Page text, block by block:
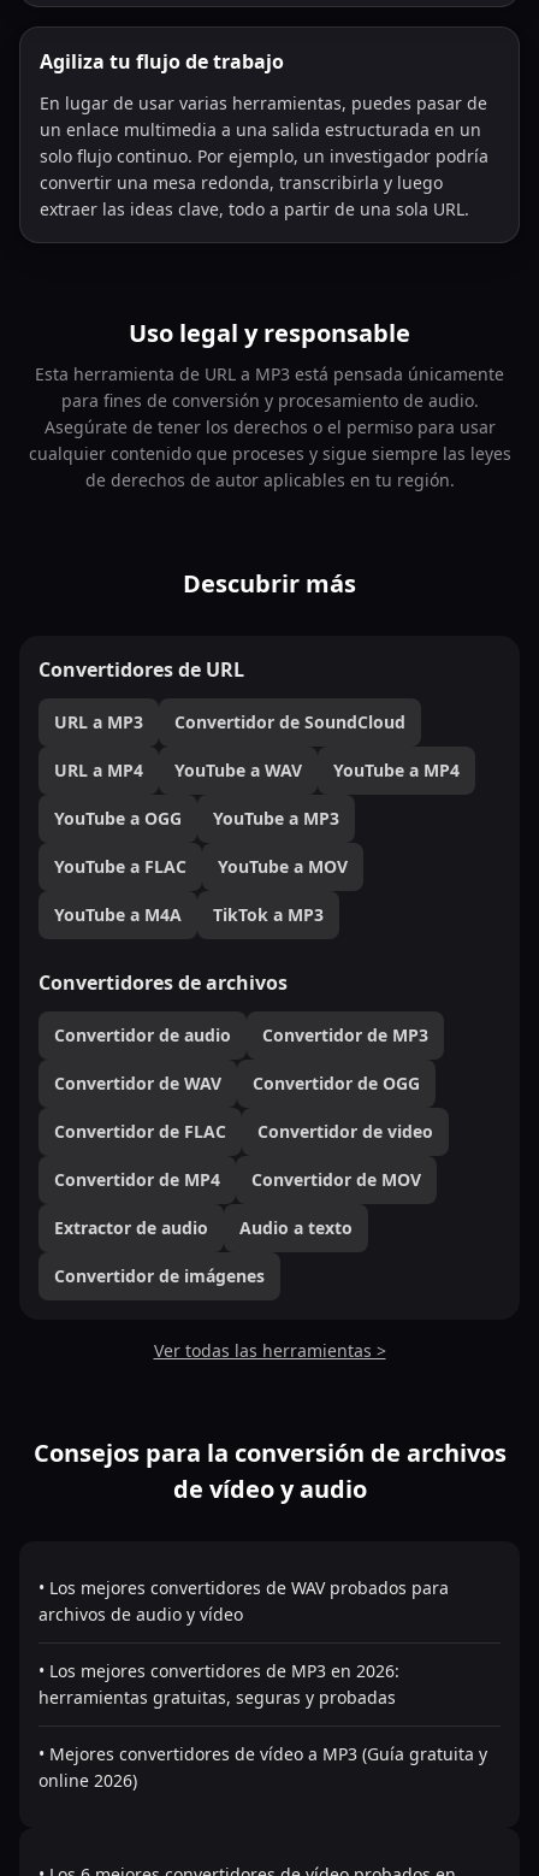
Agiliza tu flujo de trabajo
En lugar de usar varias herramientas, puedes pasar de
un enlace multimedia a una salida estructurada en un
solo flujo continuo. Por ejemplo, un investigador podría
convertir una mesa redonda, transcribirla y luego
extraer las ideas clave, todo a partir de una sola URL.
Uso legal y responsable
Esta herramienta de URL a MP3 está pensada únicamente
para fines de conversión y procesamiento de audio.
Asegúrate de tener los derechos o el permiso para usar
cualquier contenido que proceses y sigue siempre las leyes
de derechos de autor aplicables en tu región.
Descubrir más
Convertidores de URL
URL a MP3 Convertidor de SoundCloud
URL a MP4 YouTube a WAV YouTube a MP4
YouTube a OGG YouTube a MP3
YouTube a FLAC YouTube a MOV
YouTube a M4A TikTok a MP3
Convertidores de archivos
Convertidor de audio Convertidor de MP3
Convertidor de WAV Convertidor de OGG
Convertidor de FLAC Convertidor de video
Convertidor de MP4 Convertidor de MOV
Extractor de audio Audio a texto
Convertidor de imágenes
Ver todas las herramientas >
Consejos para la conversión de archivos
de vídeo y audio
• Los mejores convertidores de WAV probados para
archivos de audio y vídeo
• Los mejores convertidores de MP3 en 2026:
herramientas gratuitas, seguras y probadas
• Mejores convertidores de vídeo a MP3 (Guía gratuita y
online 2026)